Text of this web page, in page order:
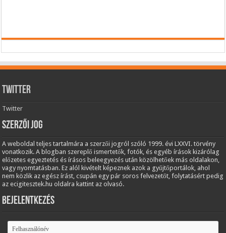
Twitter
Twitter
Szerzői jog
A weboldal teljes tartalmára a szerzői jogról szóló 1999. évi LXXVI. törvény
vonatkozik. A blogban szereplő ismertetők, fotók, és egyéb írások kizárólag
előzetes egyeztetés és írásos beleegyezés után közölhetőek más oldalakon,
vagy nyomtatásban. Ez alól kivételt képeznek azok a gyűjtőportálok, ahol
nem közlik az egész írást, csupán egy pár soros felvezetőt, folytatásért pedig
az ecigitesztek.hu oldalra kattint az olvasó.
Bejelentkezés